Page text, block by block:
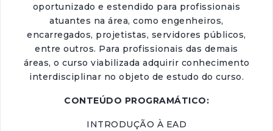
oportunizado e estendido para profissionais
atuantes na área, como engenheiros,
encarregados, projetistas, servidores públicos,
entre outros. Para profissionais das demais
áreas, o curso viabilizada adquirir conhecimento
interdisciplinar no objeto de estudo do curso.
CONTEÚDO PROGRAMÁTICO:
INTRODUÇÃO À EAD